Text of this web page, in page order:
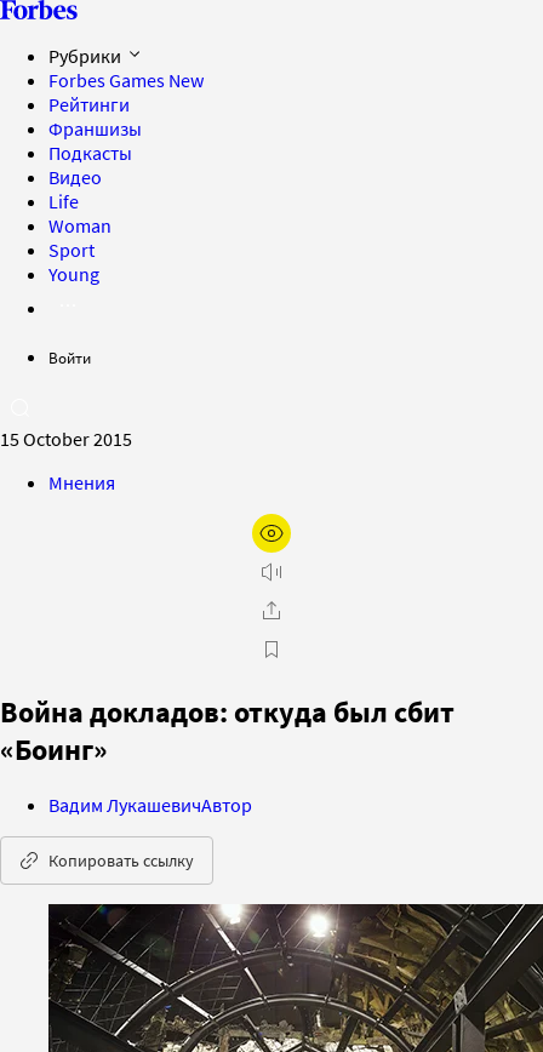
Рубрики
Forbes Games New
Рейтинги
Франшизы
Подкасты
Видео
Life
Woman
Sport
Young
Войти
15 October 2015
Мнения
Война докладов: откуда был сбит
«Боинг»
Вадим ЛукашевичАвтор
Копировать ссылку